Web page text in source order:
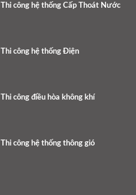
Thi công hệ thống Cấp Thoát Nước
Thi công hệ thống Điện
Thi công điều hòa không khí
Thi công hệ thống thông gió